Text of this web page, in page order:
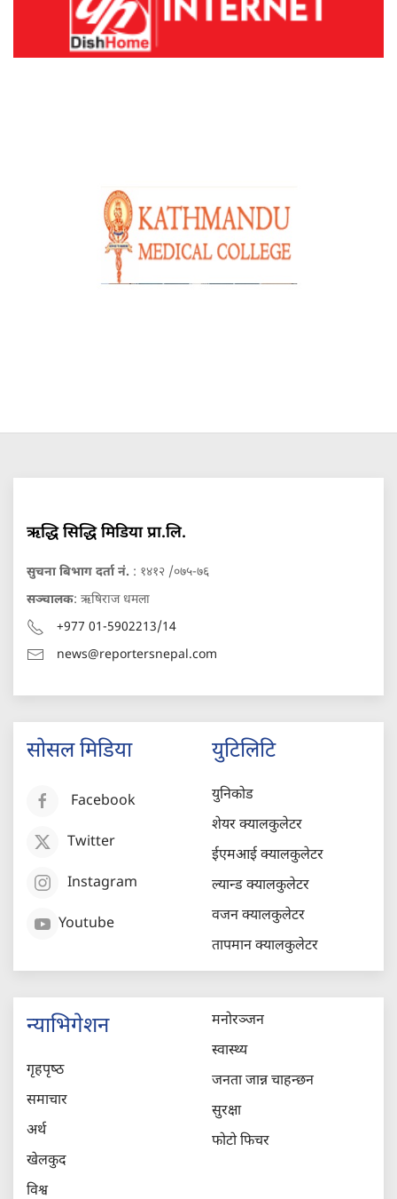
ऋद्धि सिद्धि मिडिया प्रा.लि.
सुचना बिभाग दर्ता नं. : १४१२ /०७५-७६
सञ्चालक: ऋषिराज धमला
+977 01-5902213/14
news@reportersnepal.com
सोसल मिडिया
Facebook
Twitter
Instagram
Youtube
युटिलिटि
युनिकोड
शेयर क्यालकुलेटर
ईएमआई क्यालकुलेटर
ल्यान्ड क्यालकुलेटर
वजन क्यालकुलेटर
तापमान क्यालकुलेटर
न्याभिगेशन
गृहपृष्‍ठ
समाचार
अर्थ
खेलकुद
विश्व
मनोरञ्जन
स्वास्थ्य
जनता जान्न चाहन्छन
सुरक्षा
फोटो फिचर